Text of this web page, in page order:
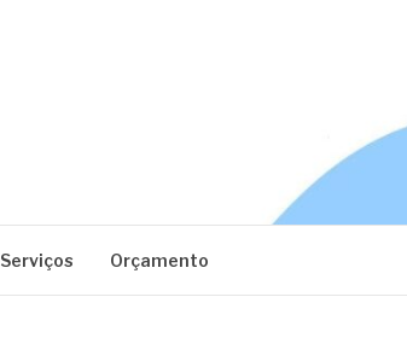
Serviços Orçamento